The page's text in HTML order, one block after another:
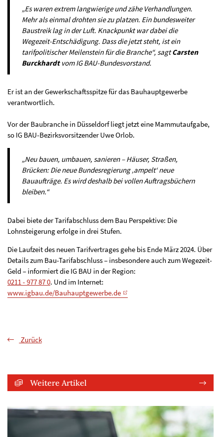
„Es waren extrem langwierige und zähe Verhandlungen.
Mehr als einmal drohten sie zu platzen. Ein bundesweiter
Baustreik lag in der Luft. Knackpunkt war dabei die
Wegezeit-Entschädigung. Dass die jetzt steht, ist ein
tarifpolitischer Meilenstein für die Branche“, sagtCarsten
Burckhardt vom IG BAU-Bundesvorstand.
Er ist an der Gewerkschaftsspitze für das Bauhauptgewerbe
verantwortlich.
Vor der Baubranche in Düsseldorf liegt jetzt eine Mammutaufgabe,
so IG BAU-Bezirksvorsitzender Uwe Orlob.
„Neu bauen, umbauen, sanieren – Häuser, Straßen,
Brücken: Die neue Bundesregierung ‚ampelt‘ neue
Bauaufträge. Es wird deshalb bei vollen Auftragsbüchern
bleiben.“
Dabei biete der Tarifabschluss dem Bau Perspektive: Die
Lohnsteigerung erfolge in drei Stufen.
Die Laufzeit des neuen Tarifvertrages gehe bis Ende März 2024. Über
Details zum Bau-Tarifabschluss – insbesondere auch zum Wegezeit-
Geld – informiert die IG BAU in der Region:
0211 - 977 87 0. Und im Internet:
www.igbau.de/Bauhauptgewerbe.de
Zurück
Weitere Artikel